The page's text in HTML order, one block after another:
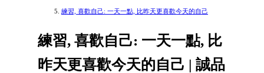
練習, 喜歡自己: 一天一點, 比昨天更喜歡今天的自己
練習, 喜歡自己: 一天一點, 比
昨天更喜歡今天的自己 | 誠品